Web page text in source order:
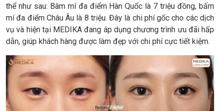
thể như sau: Bâm mí đa điểm Hàn Quốc là 7 triệu đồng, bấm
mí đa điểm Châu Âu là 8 triệu. Đây là chi phí gốc cho các dịch
vụ và hiện tại MEDIKA đang áp dụng chương trình ưu đãi hấp
dẫn, giúp khách hàng được làm đẹp với chi phí cực tiết kiệm.